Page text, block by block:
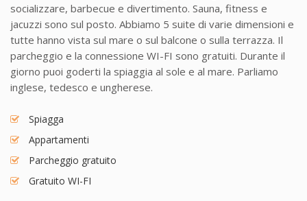
socializzare, barbecue e divertimento. Sauna, fitness e
jacuzzi sono sul posto. Abbiamo 5 suite di varie dimensioni e
tutte hanno vista sul mare o sul balcone o sulla terrazza. Il
parcheggio e la connessione WI-FI sono gratuiti. Durante il
giorno puoi goderti la spiaggia al sole e al mare. Parliamo
inglese, tedesco e ungherese.
Spiagga
Appartamenti
Parcheggio gratuito
Gratuito WI-FI